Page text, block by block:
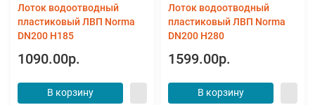
Лоток водоотводный
пластиковый ЛВП Norma
DN200 Н185
1090.00р.
В корзину
Лоток водоотводный
пластиковый ЛВП Norma
DN200 Н280
1599.00р.
В корзину